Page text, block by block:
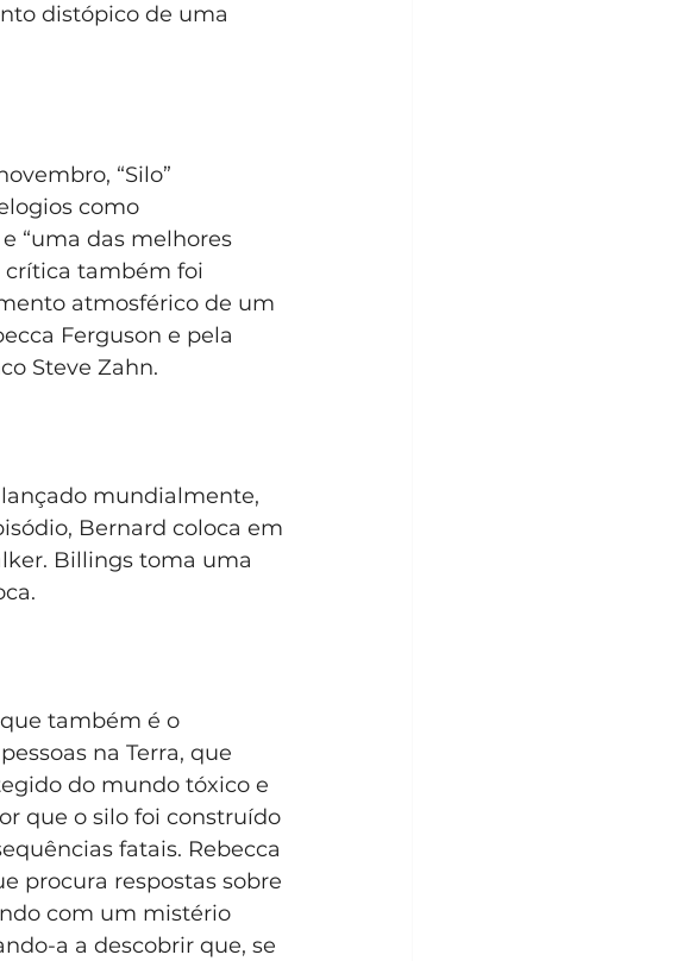
distópico de uma
“Silo”
como
“uma das melhores
crítica também foi
atmosférico de um
Ferguson e pela
Steve Zahn.
lançado mundialmente,
Bernard coloca em
Billings toma uma
também é o
na Terra, que
do mundo tóxico e
que o silo foi construído
fatais. Rebecca
procura respostas sobre
com um mistério
a a descobrir que, se